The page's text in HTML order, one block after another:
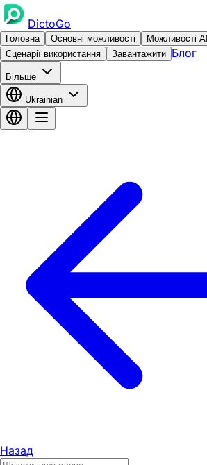
DictoGo
Головна Основні можливості
Можливості AI
Сценарії використання
Завантажити Блог
Більше
Ukrainian
Назад